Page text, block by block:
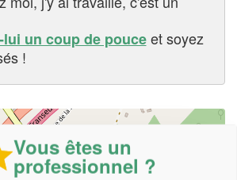
un coup de pouceet soyez
!
Vous êtes un
professionnel ?